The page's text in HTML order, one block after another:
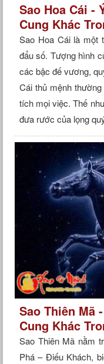
Sao Hoa Cái -
Cung Khác
Sao Hoa Cái là một
đẩu số. Tượng hình
các bậc đế vương,
Cái thủ mệnh
tích mọi việc. Thế
đưa rước của lọng
Sao Thiên Mã
Cung Khác
Sao Thiên Mã nằm
Phá – Điếu Khách,